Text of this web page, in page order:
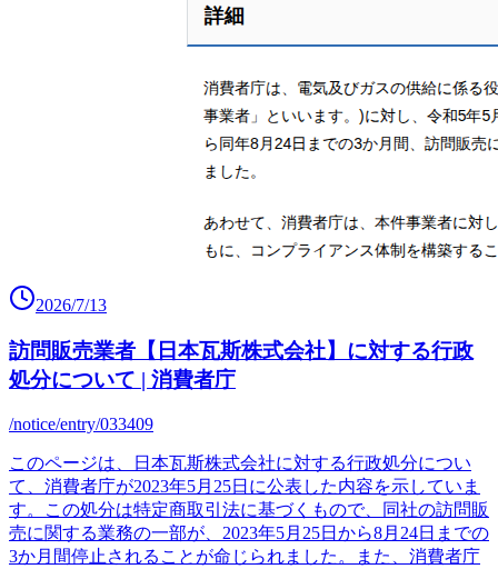
2026/7/13
訪問販売業者【日本瓦斯株式会社】に対する行政
処分について | 消費者庁
/notice/entry/033409
このページは、日本瓦斯株式会社に対する行政処分につい
て、消費者庁が2023年5月25日に公表した内容を示していま
す。この処分は特定商取引法に基づくもので、同社の訪問販
売に関する業務の一部が、2023年5月25日から8月24日までの
3か月間停止されることが命じられました。また、消費者庁